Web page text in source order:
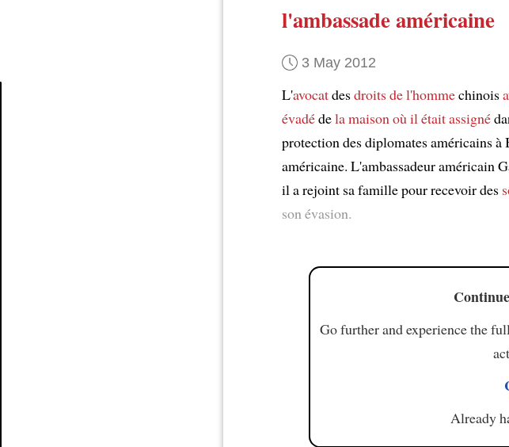
l'ambassade américaine
3 May 2012
L'avocatdesdroits de l'hommechinois
évadédela maison où il était assigné
protection des diplomates américains
américaine. L'ambassadeur américain
il a rejoint sa famille pour recevoir des
son évasion.
Go further and experience the
Already